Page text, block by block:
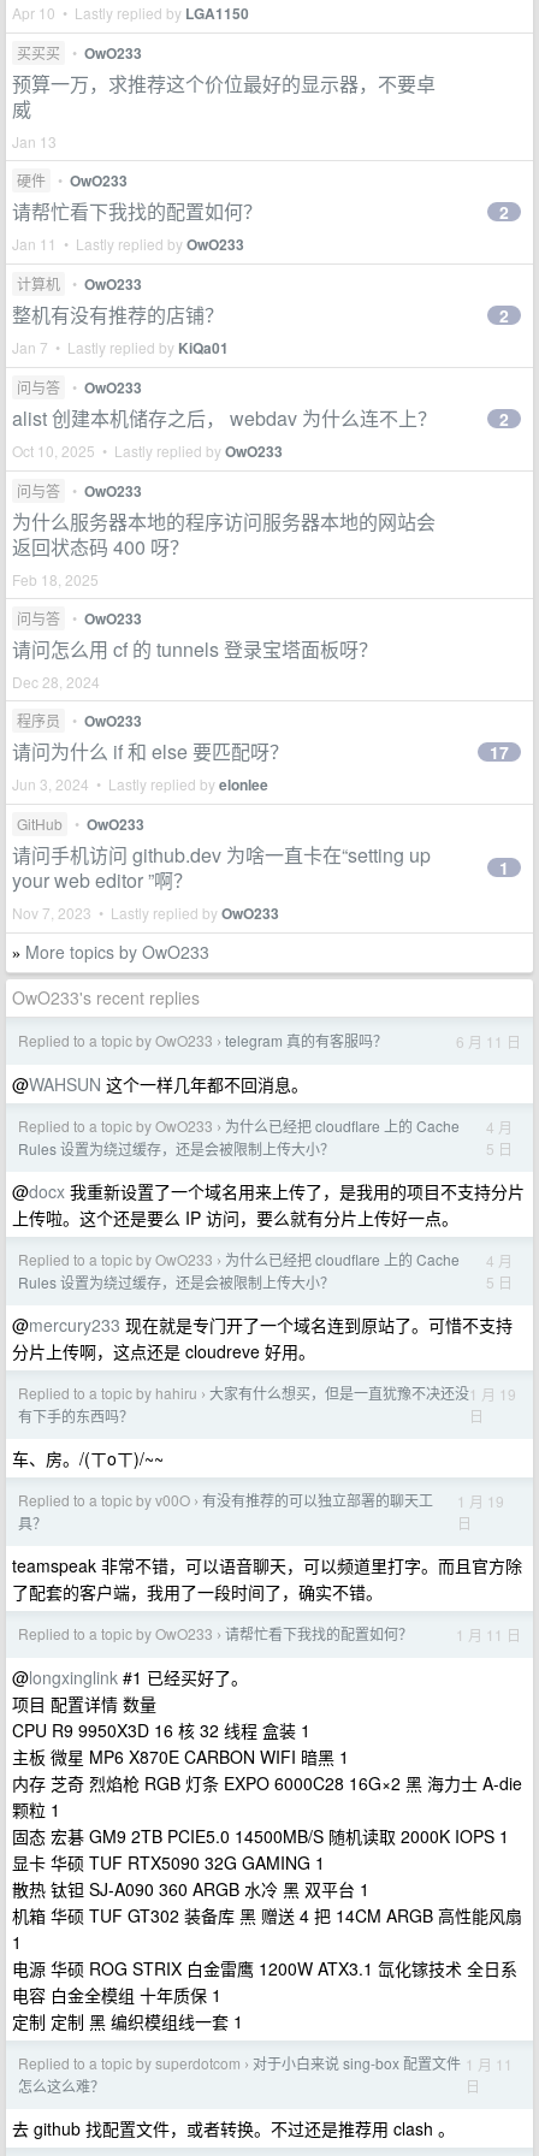
Apr 10 • Lastly replied by LGA1150
买买买 • OwO233
预算一万，求推荐这个价位最好的显示器，不要卓
威
Jan 13
硬件
• OwO233
请帮忙看下我找的配置如何？
Jan 11 • Lastly replied byOwO233
2
计算机 • OwO233
整机有没有推荐的店铺？
Jan 7 • Lastly replied by KiQa01
2
问与答 • OwO233
alist 创建本机储存之后， webdav 为什么连不上？
Oct 10, 2025 • Lastly replied byOwO233
2
问与答 • OwO233
为什么服务器本地的程序访问服务器本地的网站会
返回状态码 400 呀？
Feb 18, 2025
问与答
• OwO233
请问怎么用 cf 的 tunnels 登录宝塔面板呀？
Dec 28, 2024
程序员
• OwO233
请问为什么 if 和 else 要匹配呀？
Jun 3, 2024 • Lastly replied byelonlee
17
GitHub • OwO233
请问手机访问 github.dev 为啥一直卡在“setting up
your web editor ”啊？
Nov 7, 2023 • Lastly replied byOwO233
1
» More topics by OwO233
OwO233's recent replies
Replied to a topic by OwO233 › telegram 真的有客服吗？ 6 月 11 日
@WAHSUN 这个一样几年都不回消息。
Replied to a topic by OwO233 › 为什么已经把 cloudflare 上的 Cache
Rules 设置为绕过缓存，还是会被限制上传大小？
4 月
5 日
@docx 我重新设置了一个域名用来上传了，是我用的项目不支持分片
上传啦。这个还是要么 IP 访问，要么就有分片上传好一点。
Replied to a topic by OwO233 › 为什么已经把 cloudflare 上的 Cache
Rules 设置为绕过缓存，还是会被限制上传大小？
4 月
5 日
@mercury233 现在就是专门开了一个域名连到原站了。可惜不支持
分片上传啊，这点还是 cloudreve 好用。
Replied to a topic by hahiru › 大家有什么想买，但是一直犹豫不决还没
有下手的东西吗？
1 月 19
日
车、房。/(ㄒoㄒ)/~~
Replied to a topic by v00O › 有没有推荐的可以独立部署的聊天工
具？
1 月 19
日
teamspeak 非常不错，可以语音聊天，可以频道里打字。而且官方除
了配套的客户端，我用了一段时间了，确实不错。
Replied to a topic by OwO233 › 请帮忙看下我找的配置如何？ 1 月 11 日
@longxinglink #1 已经买好了。
项目 配置详情 数量
CPU R9 9950X3D 16 核 32 线程 盒装 1
主板 微星 MP6 X870E CARBON WIFI 暗黑 1
内存 芝奇 烈焰枪 RGB 灯条 EXPO 6000C28 16G×2 黑 海力士 A-die
颗粒 1
固态 宏碁 GM9 2TB PCIE5.0 14500MB/S 随机读取 2000K IOPS 1
显卡 华硕 TUF RTX5090 32G GAMING 1
散热 钛钽 SJ-A090 360 ARGB 水冷 黑 双平台 1
机箱 华硕 TUF GT302 装备库 黑 赠送 4 把 14CM ARGB 高性能风扇
1
电源 华硕 ROG STRIX 白金雷鹰 1200W ATX3.1 氙化镓技术 全日系
电容 白金全模组 十年质保 1
定制 定制 黑 编织模组线一套 1
Replied to a topic by superdotcom › 对于小白来说 sing-box 配置文件
怎么这么难？
1 月 11
日
去 github 找配置文件，或者转换。不过还是推荐用 clash 。